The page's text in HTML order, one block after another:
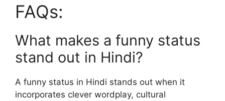
FAQs:
What makes a funny status
stand out in Hindi?
A funny status in Hindi stands out when it
incorporates clever wordplay, cultural